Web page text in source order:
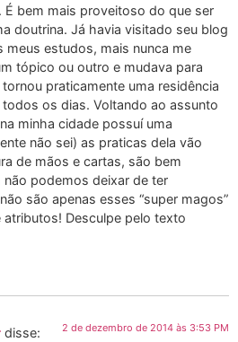
bem mais proveitoso do que ser
doutrina. Já havia visitado seu blog
meus estudos, mais nunca me
tópico ou outro e mudava para
praticamente uma residência
os dias. Voltando ao assunto
minha cidade possuí uma
não sei) as praticas dela vão
de mãos e cartas, são bem
podemos deixar de ter
são apenas esses “super magos”
Desculpe pelo texto
disse: 2 de dezembro de 2014 às 3:53 PM